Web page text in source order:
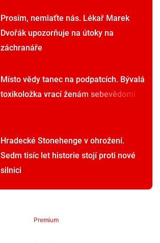
Prosím, nemlaťte nás. Lékař Marek
Dvořák upozorňuje na útoky na
záchranáře
Místo vědy tanec na podpatcích. Bývalá
toxikoložka vrací ženám sebevědomí
Hradecké Stonehenge v ohrožení.
Sedm tisíc let historie stojí proti nové
silnici
Premium